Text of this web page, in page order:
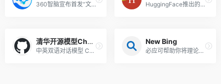
360智脑宣布首发“文生视频”多模态功能，并将“360智脑4.0”接入浏览器、搜索、安全卫士等360全端产品。 HuggingFace推出的在线聊天机器人，基于Open Assistant模型
清华开源模型ChatGLM-6B可本地
中英双语对话模型 ChatGLM-6B，支持在单张消费级显卡上进行推理使用，支持中英双语问答的对话语言模型，并针对中文进行了优化。
New Bing
必应可帮助你将理论付诸实践，使得搜索更加方便快捷，从而达到事半功倍的效果。